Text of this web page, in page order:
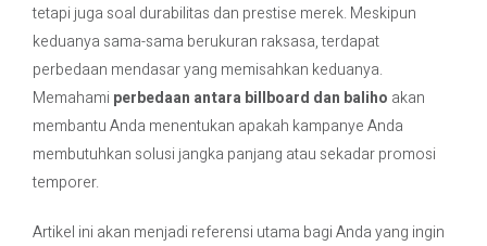
Project
Contact Us
tetapi juga soal durabilitas dan prestise merek. Meskipun
keduanya sama-sama berukuran raksasa, terdapat
perbedaan mendasar yang memisahkan keduanya.
Memahami perbedaan antara billboard dan baliho akan
membantu Anda menentukan apakah kampanye Anda
membutuhkan solusi jangka panjang atau sekadar promosi
temporer.
Artikel ini akan menjadi referensi utama bagi Anda yang ingin